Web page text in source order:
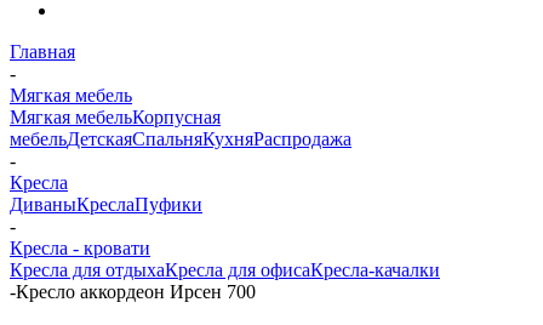
Главная
-
Мягкая мебель
Мягкая мебельКорпусная
мебельДетскаяСпальняКухняРаспродажа
-
Кресла
ДиваныКреслаПуфики
-
Кресла - кровати
Кресла для отдыхаКресла для офисаКресла-качалки
-Кресло аккордеон Ирсен 700